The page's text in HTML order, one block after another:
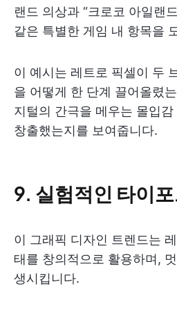
랜드 의상과 “크로코 아일랜
같은 특별한 게임 내 항목을
이 예시는 레트로 픽셀이 두
을 어떻게 한 단계 끌어올렸
지털의 간극을 메우는 몰입
창출했는지를 보여줍니다.
9. 실험적인 타이
이 그래픽 디자인 트렌드는
태를 창의적으로 활용하며,
생시킵니다.